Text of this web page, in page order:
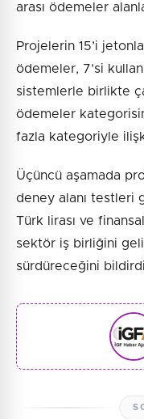
arası ödemeler
Projelerin 15’i
ödemeler, 7’si
sistemlerle birlikte
ödemeler
fazla kategoriyle
Üçüncü aşamada
deney alanı testleri
Türk lirası ve
sektör iş birliğini
sürdüreceğini